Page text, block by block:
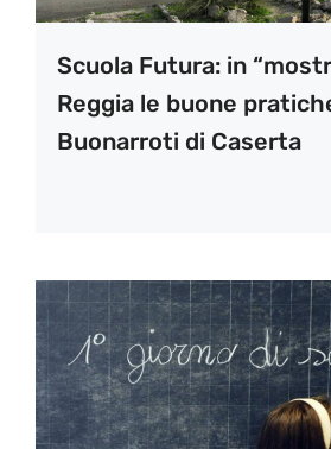
Scuola Futura: in
Reggia le buone
Buonarroti di Caserta